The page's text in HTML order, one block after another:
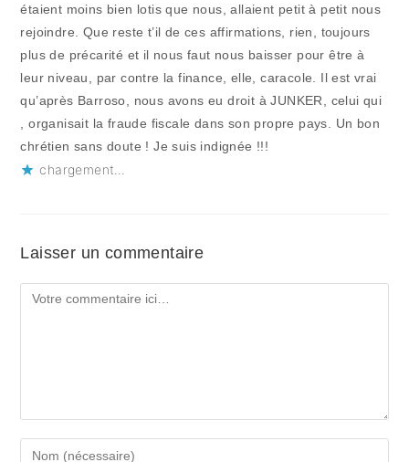
étaient moins bien lotis que nous, allaient petit à petit nous
rejoindre. Que reste t’il de ces affirmations, rien, toujours
plus de précarité et il nous faut nous baisser pour être à
leur niveau, par contre la finance, elle, caracole. Il est vrai
qu’après Barroso, nous avons eu droit à JUNKER, celui qui
, organisait la fraude fiscale dans son propre pays. Un bon
chrétien sans doute ! Je suis indignée !!!
chargement…
Laisser un commentaire
Comment
Enter